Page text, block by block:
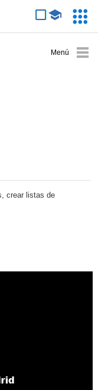
crear listas de